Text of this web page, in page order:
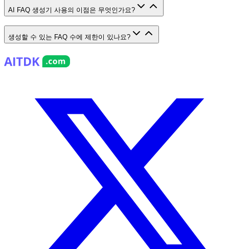
AI FAQ 생성기 사용의 이점은 무엇인가요?
생성할 수 있는 FAQ 수에 제한이 있나요?